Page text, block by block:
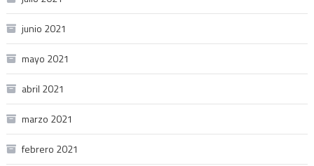
junio 2021
mayo 2021
abril 2021
marzo 2021
febrero 2021